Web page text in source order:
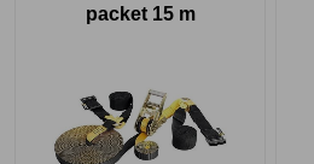
packet 15 m